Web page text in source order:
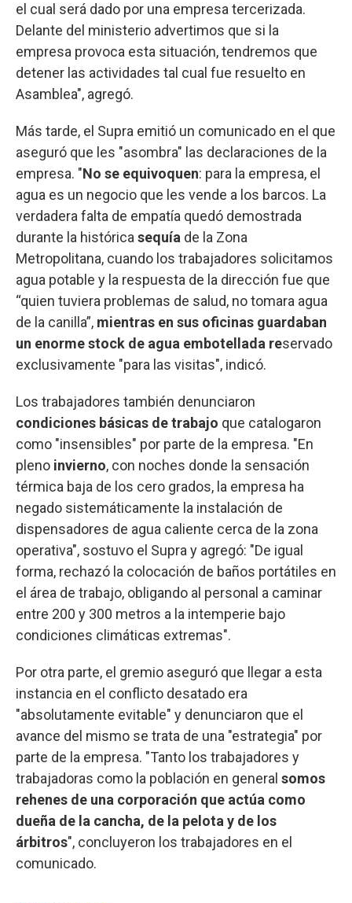
el cual será dado por una empresa tercerizada.
Delante del ministerio advertimos que si la
empresa provoca esta situación, tendremos que
detener las actividades tal cual fue resuelto en
Asamblea", agregó.
Más tarde, el Supra emitió un comunicado en el que
aseguró que les "asombra" las declaraciones de la
empresa. "No se equivoquen: para la empresa, el
agua es un negocio que les vende a los barcos. La
verdadera falta de empatía quedó demostrada
durante la históricasequía de la Zona
Metropolitana, cuando los trabajadores solicitamos
agua potable y la respuesta de la dirección fue que
“quien tuviera problemas de salud, no tomara agua
de la canilla”, mientras en sus oficinas guardaban
un enorme stock de agua embotellada reservado
exclusivamente "para las visitas", indicó.
Los trabajadores también denunciaron
condiciones básicas de trabajo que catalogaron
como "insensibles" por parte de la empresa. "En
pleno invierno, con noches donde la sensación
térmica baja de los cero grados, la empresa ha
negado sistemáticamente la instalación de
dispensadores de agua caliente cerca de la zona
operativa", sostuvo el Supra y agregó: "De igual
forma, rechazó la colocación de baños portátiles en
el área de trabajo, obligando al personal a caminar
entre 200 y 300 metros a la intemperie bajo
condiciones climáticas extremas".
Por otra parte, el gremio aseguró que llegar a esta
instancia en el conflicto desatado era
"absolutamente evitable" y denunciaron que el
avance del mismo se trata de una "estrategia" por
parte de la empresa. "Tanto los trabajadores y
trabajadoras como la población en general somos
rehenes de una corporación que actúa como
dueña de la cancha, de la pelota y de los
árbitros", concluyeron los trabajadores en el
comunicado.